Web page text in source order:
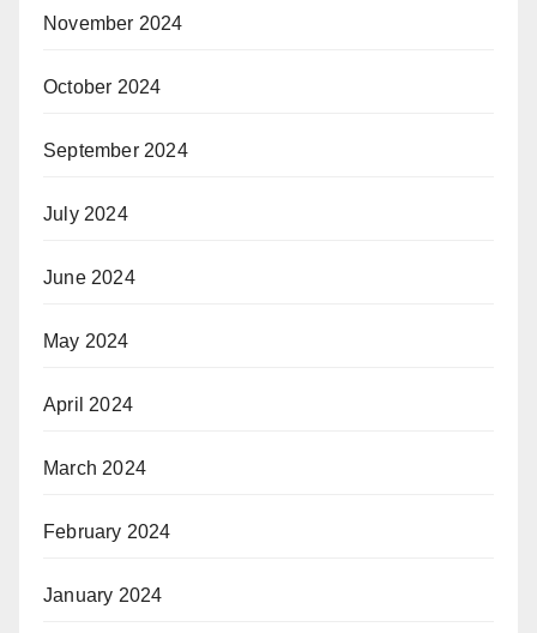
November 2024
October 2024
September 2024
July 2024
June 2024
May 2024
April 2024
March 2024
February 2024
January 2024